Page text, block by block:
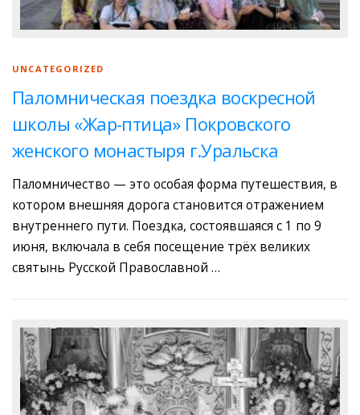
UNCATEGORIZED
Паломническая поездка воскресной
школы «Жар-птица» Покровского
женского монастыря г.Уральска
Паломничество — это особая форма путешествия, в
котором внешняя дорога становится отражением
внутреннего пути. Поездка, состоявшаяся с 1 по 9
июня, включала в себя посещение трёх великих
святынь Русской Православной …